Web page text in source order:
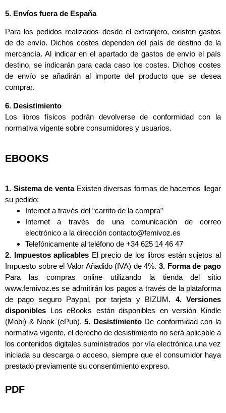
5. Envíos fuera de España
Para los pedidos realizados desde el extranjero, existen gastos
de de envío. Dichos costes dependen del país de destino de la
mercancía. Al indicar en el apartado de gastos de envío el país
destino, se indicarán para cada caso los costes. Dichos costes
de envío se añadirán al importe del producto que se desea
comprar.
6. Desistimiento
Los libros físicos podrán devolverse de conformidad con la
normativa vigente sobre consumidores y usuarios.
EBOOKS
1. Sistema de ventaExisten diversas formas de hacernos llegar
su pedido:
Internet a través del “carrito de la compra”
Internet a través de una comunicación de correo
electrónico a la dirección contacto@femivoz.es
Telefónicamente al teléfono de +34 625 14 46 47
2. Impuestos aplicables El precio de los libros están sujetos al
Impuesto sobre el Valor Añadido (IVA) de 4%.3. Forma de pago
Para las compras online utilizando la tienda del sitio
www.femivoz.es se admitirán los pagos a través de la plataforma
de pago seguro Paypal, por tarjeta y BIZUM. 4. Versiones
disponibles Los eBooks están disponibles en versión Kindle
(Mobi) & Nook (ePub).5. DesistimientoDe conformidad con la
normativa vigente, el derecho de desistimiento no será aplicable a
los contenidos digitales suministrados por vía electrónica una vez
iniciada su descarga o acceso, siempre que el consumidor haya
prestado previamente su consentimiento expreso.
PDF